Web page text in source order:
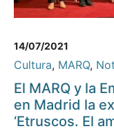
14/07/2021
Cultura, MARQ,
El MARQ y la
en Madrid la
‘Etruscos. El